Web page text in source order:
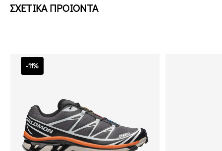
ΣΧΕΤΙΚΑ ΠΡΟΙΟΝΤΑ
-11%